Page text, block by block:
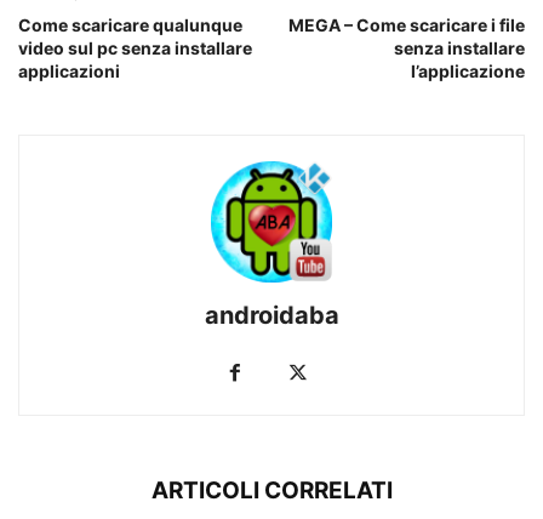
Come scaricare qualunque
video sul pc senza installare
applicazioni
MEGA – Come scaricare i file
senza installare
l’applicazione
androidaba
ARTICOLI CORRELATI